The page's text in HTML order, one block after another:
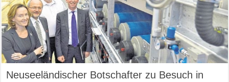
Neuseeländischer Botschafter zu Besuch in